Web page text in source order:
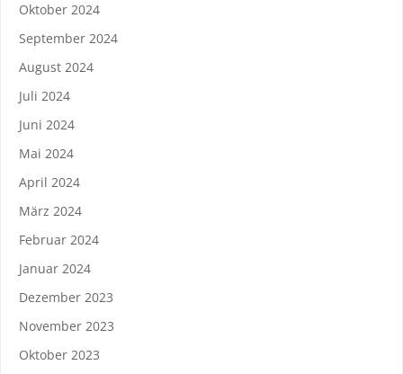
Oktober 2024
September 2024
August 2024
Juli 2024
Juni 2024
Mai 2024
April 2024
März 2024
Februar 2024
Januar 2024
Dezember 2023
November 2023
Oktober 2023